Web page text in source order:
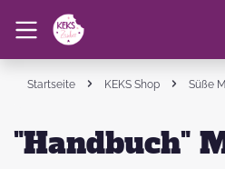
Startseite KEKS Shop Süße
"Handbuch"